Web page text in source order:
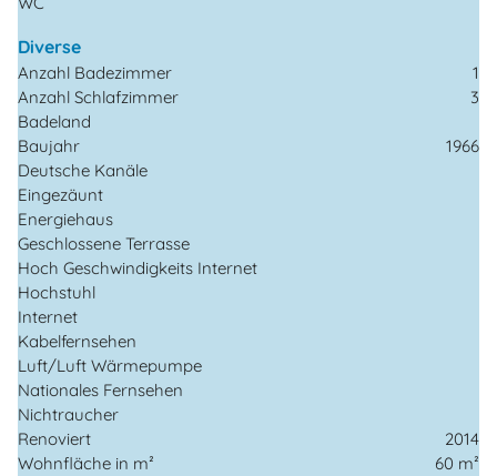
Diverse
Anzahl Badezimmer
1
Anzahl Schlafzimmer
3
Badeland
Baujahr
1966
Deutsche Kanäle
Eingezäunt
Energiehaus
Geschlossene Terrasse
Hoch Geschwindigkeits Internet
Hochstuhl
Internet
Kabelfernsehen
Luft/Luft Wärmepumpe
Nationales Fernsehen
Nichtraucher
Renoviert
2014
Wohnfläche in m²
60 m²